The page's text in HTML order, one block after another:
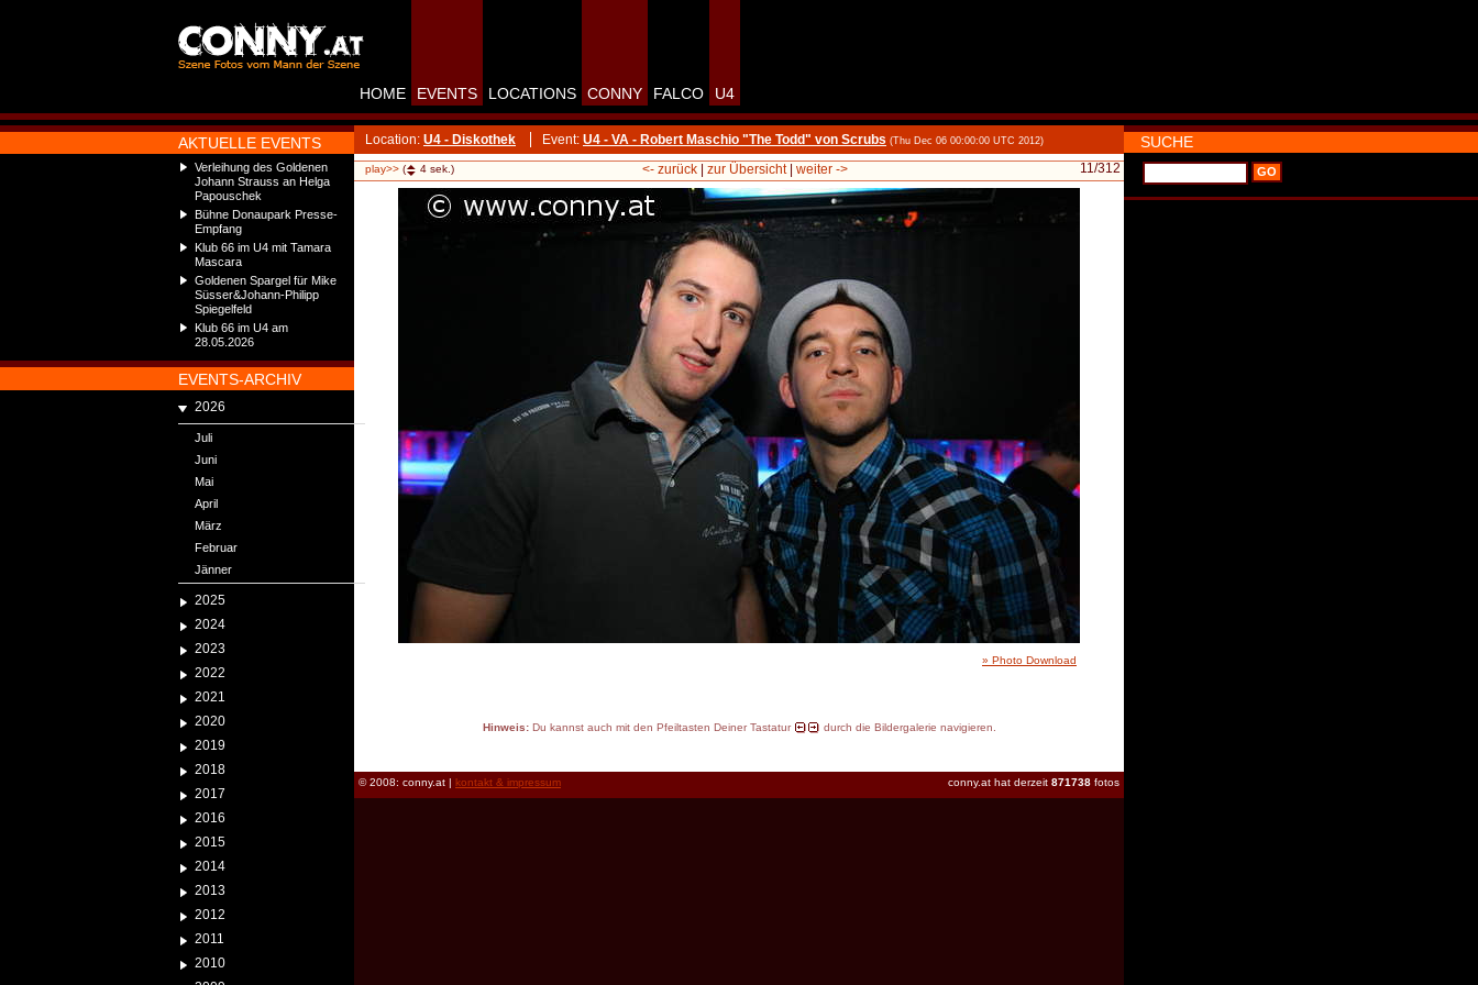
AKTUELLE EVENTS
Verleihung des Goldenen
Johann Strauss an Helga
Papouschek
Bühne Donaupark Presse-
Empfang
Klub 66 im U4 mit Tamara
Mascara
Goldenen Spargel für Mike
Süsser&Johann-Philipp
Spiegelfeld
Klub 66 im U4 am
28.05.2026
EVENTS-ARCHIV
2026
Juli
Juni
Mai
April
März
Februar
Jänner
2025
2024
2023
2022
2021
2020
2019
2018
2017
2016
2015
2014
2013
2012
2011
2010
HOME EVENTS LOCATIONS CONNY FALCO U4
Location: U4 - Diskothek Event: U4 - VA - Robert Maschio "The Todd" von Scrubs (Thu Dec 06 00:00:00 UTC 2012)
play>> ( 4 sek.) 11/312
<- zurück| zur Übersicht| weiter ->
» Photo Download
Hinweis:Du kannst auch mit den Pfeiltasten Deiner Tastatur durch die Bildergalerie navigieren.
conny.at hat derzeit 871738 fotos
© 2008: conny.at | kontakt & impressum
SUCHE